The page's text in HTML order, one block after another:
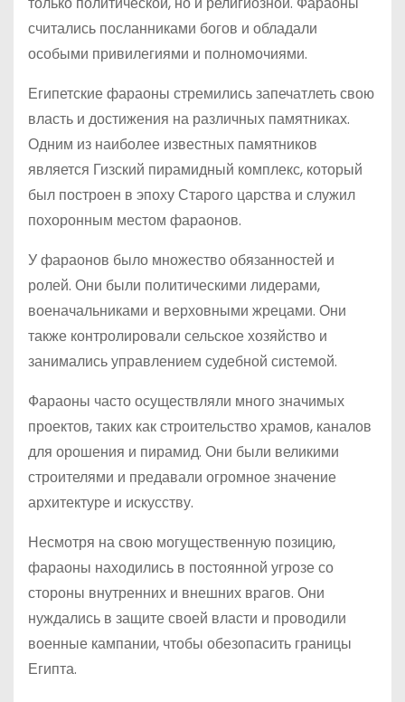
считались посланниками богов и обладали
особыми привилегиями и полномочиями.
Египетские фараоны стремились запечатлеть свою
власть и достижения на различных памятниках.
Одним из наиболее известных памятников
является Гизский пирамидный комплекс, который
был построен в эпоху Старого царства и служил
похоронным местом фараонов.
У фараонов было множество обязанностей и
ролей. Они были политическими лидерами,
военачальниками и верховными жрецами. Они
также контролировали сельское хозяйство и
занимались управлением судебной системой.
Фараоны часто осуществляли много значимых
проектов, таких как строительство храмов, каналов
для орошения и пирамид. Они были великими
строителями и предавали огромное значение
архитектуре и искусству.
Несмотря на свою могущественную позицию,
фараоны находились в постоянной угрозе со
стороны внутренних и внешних врагов. Они
нуждались в защите своей власти и проводили
военные кампании, чтобы обезопасить границы
Египта.